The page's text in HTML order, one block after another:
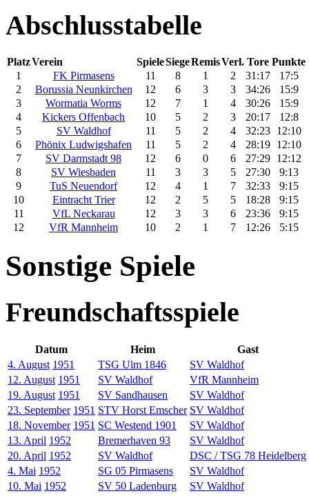
Abschlusstabelle
PlatzVerein SpieleSiegeRemisVerl. Tore Punkte
1
FK Pirmasens 11 8 1 2 31:17
17:5
2
Borussia Neunkirchen 12 6 3 3 34:26
15:9
3
Wormatia Worms 12 7 1 4 30:26
15:9
4
Kickers Offenbach 10 5 2 3 20:17
12:8
5
SV Waldhof 11 5 2 4 32:23 12:10
6
Phönix Ludwigshafen 11 5 2 4 28:19 12:10
7
SV Darmstadt 98 12 6 0 6 27:29 12:12
8
SV Wiesbaden 11 3 3 5 27:30
9:13
9
TuS Neuendorf 12 4 1 7 32:33
9:15
10
Eintracht Trier 12 2 5 5 18:28
9:15
11
VfL Neckarau 12 3 3 6 23:36
9:15
12
VfR Mannheim 10 2 1 7 12:26 5:15
Sonstige Spiele
Freundschaftsspiele
Datum Heim
Gast
4. August 1951 TSG Ulm 1846
SV Waldhof
12. August 1951 SV Waldhof
VfR Mannheim
19. August 1951 SV Sandhausen
SV Waldhof
23. September 1951 STV Horst Emscher SV Waldhof
18. November 1951 SC Westend 1901
SV Waldhof
13. April 1952 Bremerhaven 93
SV Waldhof
20. April 1952 SV Waldhof
DSC / TSG 78 Heidelberg
4. Mai 1952 SG 05 Pirmasens
SV Waldhof
10. Mai 1952 SV 50 Ladenburg SV Waldhof